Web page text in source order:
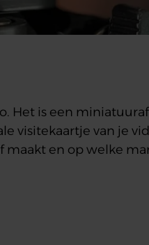
Het is een
visitekaartje van je
maakt en op welke